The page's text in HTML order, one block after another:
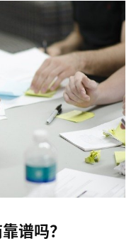
谱吗？